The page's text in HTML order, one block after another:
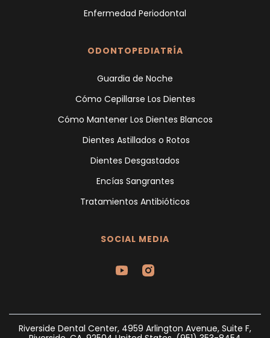
Enfermedad Periodontal
ODONTOPEDIATRÍA
Guardia de Noche
Cómo Cepillarse Los Dientes
Cómo Mantener Los Dientes Blancos
Dientes Astillados o Rotos
Dientes Desgastados
Encías Sangrantes
Tratamientos Antibióticos
SOCIAL MEDIA
Riverside Dental Center, 4959 Arlington Avenue, Suite F,